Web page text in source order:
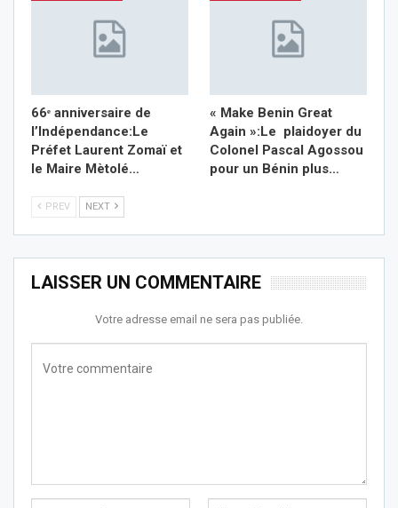
66ᵉ anniversaire de
l’Indépendance:Le
Préfet Laurent Zomaï et
le Maire Mètolé…
« Make Benin Great
Again »:Le plaidoyer du
Colonel Pascal Agossou
pour un Bénin plus…
PREV NEXT
LAISSER UN COMMENTAIRE
Votre adresse email ne sera pas publiée.